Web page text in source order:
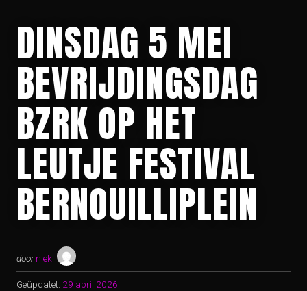
DINSDAG 5 MEI
BEVRIJDINGSDAG
BZRK OP HET
LEUTJE FESTIVAL
BERNOUILLIPLEIN
door niek
Geüpdatet: 29 april 2026